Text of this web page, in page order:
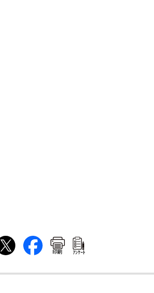
印刷 ｱﾝｹｰﾄ